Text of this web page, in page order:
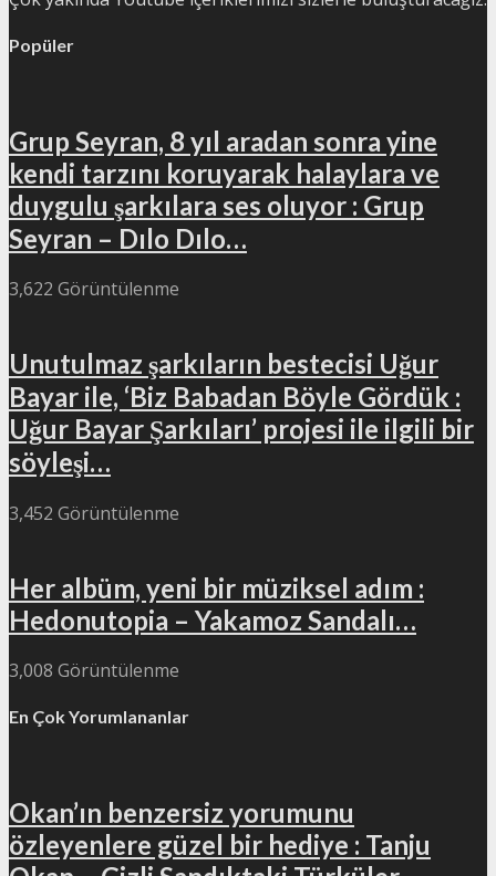
Popüler
Grup Seyran, 8 yıl aradan sonra yine
kendi tarzını koruyarak halaylara ve
duygulu şarkılara ses oluyor : Grup
Seyran – Dılo Dılo…
3,622 Görüntülenme
Unutulmaz şarkıların bestecisi Uğur
Bayar ile, ‘Biz Babadan Böyle Gördük :
Uğur Bayar Şarkıları’ projesi ile ilgili bir
söyleşi…
3,452 Görüntülenme
Her albüm, yeni bir müziksel adım :
Hedonutopia – Yakamoz Sandalı…
3,008 Görüntülenme
En Çok Yorumlananlar
Okan’ın benzersiz yorumunu
özleyenlere güzel bir hediye : Tanju